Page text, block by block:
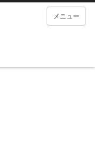
メニュー